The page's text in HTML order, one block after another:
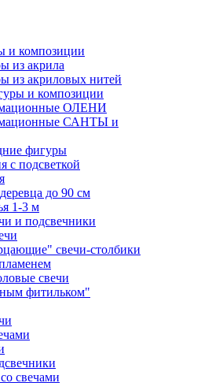
и композиции
из акрила
из акриловых нитей
и композиции
ОЛЕНИ
САНТЫ и
фигуры
с подсветкой
до 90 см
1-3 м
и подсвечники
свечи-столбики
свечи
фитильком"
свечами